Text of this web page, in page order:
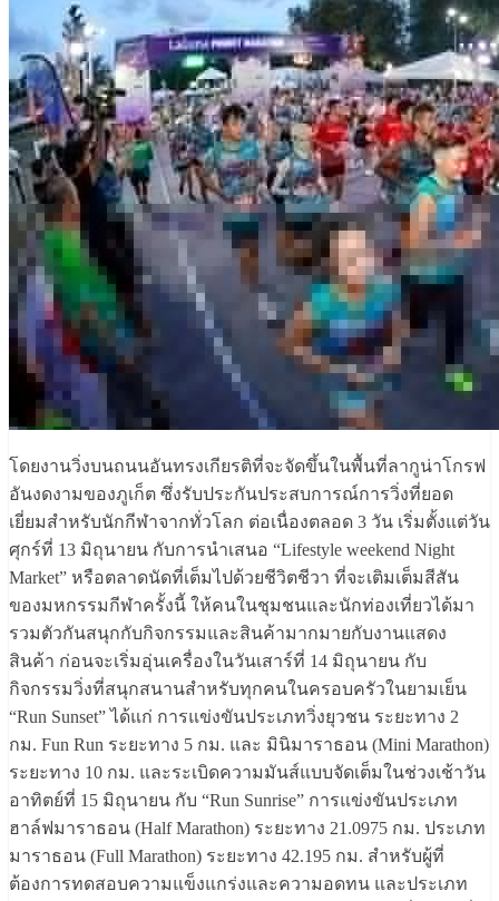
โดยงานวิ่งบนถนนอันทรงเกียรติที่จะจัดขึ้นในพื้นที่ลากูน่าโกรฟ
อันงดงามของภูเก็ต ซึ่งรับประกันประสบการณ์การวิ่งที่ยอด
เยี่ยมสำหรับนักกีฬาจากทั่วโลก ต่อเนื่องตลอด 3 วัน เริ่มตั้งแต่วัน
ศุกร์ที่ 13 มิถุนายน กับการนำเสนอ “Lifestyle weekend Night
Market” หรือตลาดนัดที่เต็มไปด้วยชีวิตชีวา ที่จะเติมเต็มสีสัน
ของมหกรรมกีฬาครั้งนี้ ให้คนในชุมชนและนักท่องเที่ยวได้มา
รวมตัวกันสนุกกับกิจกรรมและสินค้ามากมายกับงานแสดง
สินค้า ก่อนจะเริ่มอุ่นเครื่องในวันเสาร์ที่ 14 มิถุนายน กับ
กิจกรรมวิ่งที่สนุกสนานสำหรับทุกคนในครอบครัวในยามเย็น
“Run Sunset” ได้แก่ การแข่งขันประเภทวิ่งยุวชน ระยะทาง 2
กม. Fun Run ระยะทาง 5 กม. และ มินิมาราธอน (Mini Marathon)
ระยะทาง 10 กม. และระเบิดความมันส์แบบจัดเต็มในช่วงเช้าวัน
อาทิตย์ที่ 15 มิถุนายน กับ “Run Sunrise” การแข่งขันประเภท
ฮาล์ฟมาราธอน (Half Marathon) ระยะทาง 21.0975 กม. ประเภท
มาราธอน (Full Marathon) ระยะทาง 42.195 กม. สำหรับผู้ที่
ต้องการทดสอบความแข็งแกร่งและความอดทน และประเภท